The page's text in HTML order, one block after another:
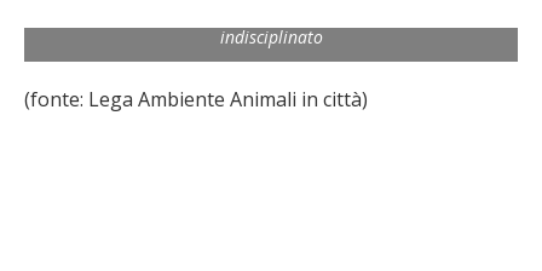
indisciplinato
(fonte: Lega Ambiente Animali in città)